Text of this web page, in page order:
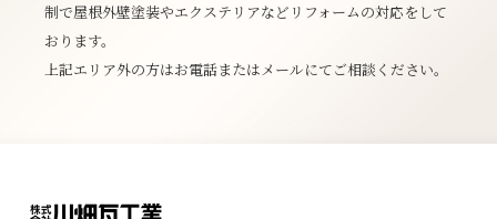
制で屋根外壁塗装やエクステリアなどリフォームの対応をして
おります。
上記エリア外の方はお電話またはメールにてご相談ください。